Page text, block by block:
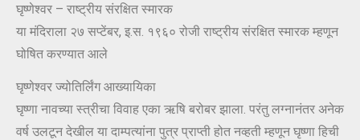
घृष्णेश्वर – राष्ट्रीय संरक्षित स्मारक
या मंदिराला २७ सप्टेंबर, इ.स. १९६० रोजी राष्ट्रीय संरक्षित स्मारक म्हणून
घोषित करण्यात आले
घृष्णेश्वर ज्योतिर्लिंग आख्यायिका
घृष्णा नावच्या स्त्रीचा विवाह एका ऋषि बरोबर झाला. परंतु लग्नानंतर अनेक
वर्ष उलटून देखील या दाम्पत्यांना पुत्र प्राप्ती होत नव्हती म्हणून घृष्णा हिची